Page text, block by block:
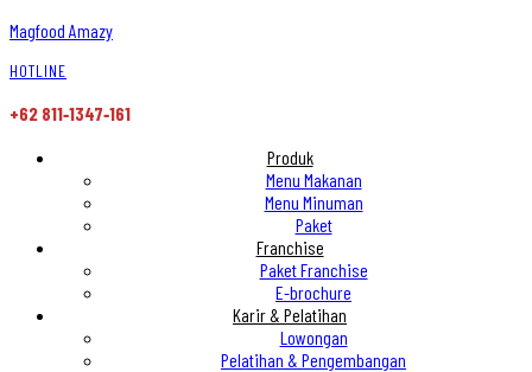
Magfood Amazy
HOTLINE
+62 811‑1347‑161
Produk
Menu Makanan
Menu Minuman
Paket
Franchise
Paket Franchise
E-brochure
Karir & Pelatihan
Lowongan
Pelatihan & Pengembangan